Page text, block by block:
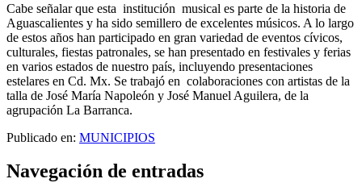
Cabe señalar que esta institución musical es parte de la historia de
Aguascalientes y ha sido semillero de excelentes músicos. A lo largo
de estos años han participado en gran variedad de eventos cívicos,
culturales, fiestas patronales, se han presentado en festivales y ferias
en varios estados de nuestro país, incluyendo presentaciones
estelares en Cd. Mx. Se trabajó en colaboraciones con artistas de la
talla de José María Napoleón y José Manuel Aguilera, de la
agrupación La Barranca.
Publicado en: MUNICIPIOS
Navegación de entradas